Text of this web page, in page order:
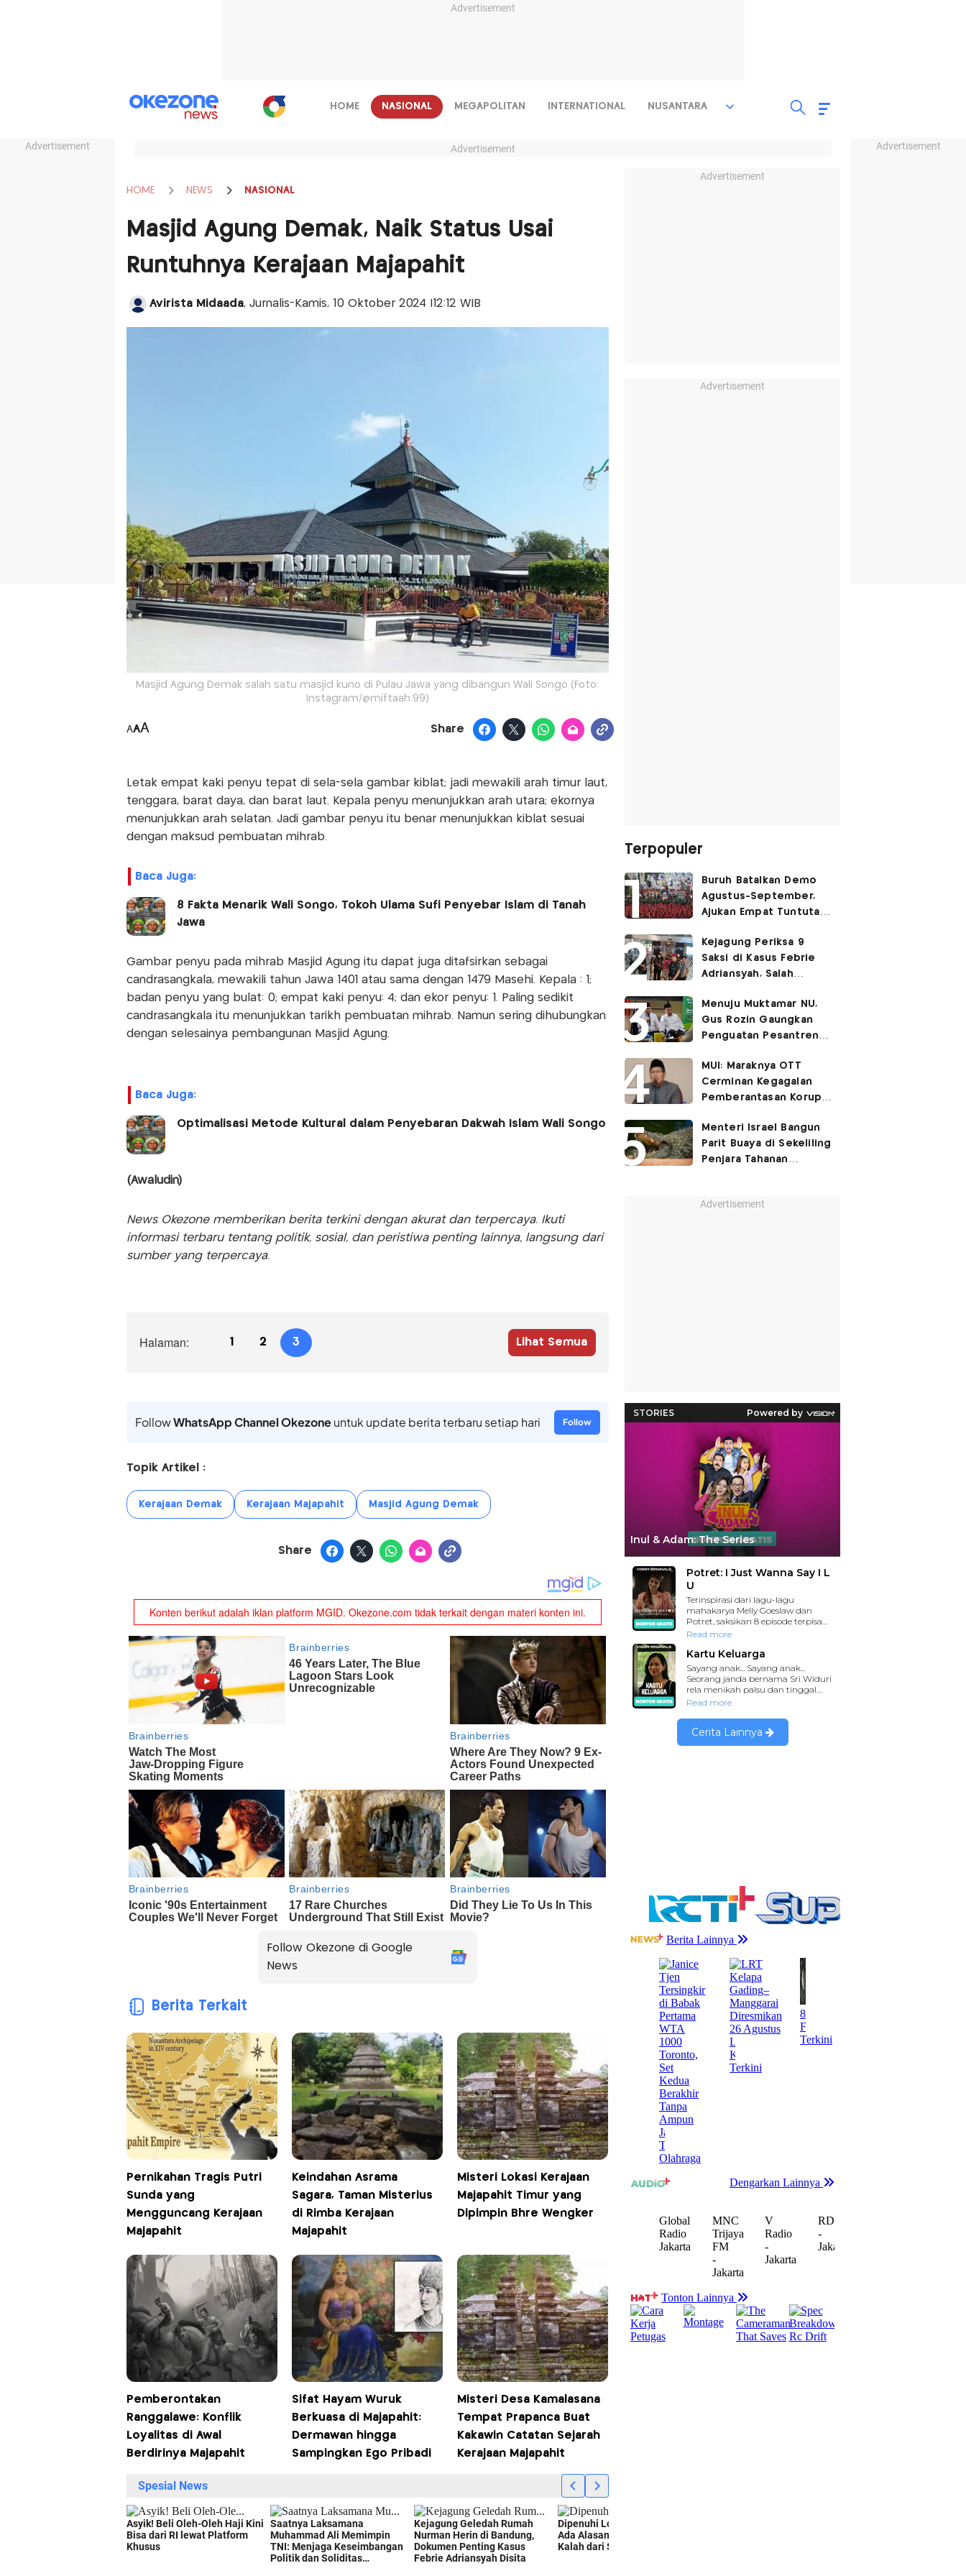
Advertisement
Advertisement Advertisement
HOME NASIONAL MEGAPOLITAN INTERNATIONAL NUSANTARA
Advertisement
HOME NEWS NASIONAL
Masjid Agung Demak, Naik Status Usai
Runtuhnya Kerajaan Majapahit
Avirista Midaada, Jurnalis-Kamis, 10 Oktober 2024 |12:12 WIB
Masjid Agung Demak salah satu masjid kuno di Pulau Jawa yang dibangun Wali Songo (Foto:
Instagram/@miftaah.99)
AAA Share
Letak empat kaki penyu tepat di sela-sela gambar kiblat; jadi mewakili arah timur laut,
tenggara, barat daya, dan barat laut. Kepala penyu menunjukkan arah utara; ekornya
menunjukkan arah selatan. Jadi gambar penyu itu benar menunjukkan kiblat sesuai
dengan maksud pembuatan mihrab.
Baca Juga:
8 Fakta Menarik Wali Songo, Tokoh Ulama Sufi Penyebar Islam di Tanah
Jawa
Gambar penyu pada mihrab Masjid Agung itu dapat juga ditafsirkan sebagai
candrasangkala, mewakili tahun Jawa 1401 atau sama dengan 1479 Masehi. Kepala : 1;
badan penyu yang bulat: 0; empat kaki penyu: 4; dan ekor penyu: 1. Paling sedikit
candrasangkala itu menunjukkan tarikh pembuatan mihrab. Namun sering dihubungkan
dengan selesainya pembangunan Masjid Agung.
Baca Juga:
Optimalisasi Metode Kultural dalam Penyebaran Dakwah Islam Wali Songo
(Awaludin)
News Okezone memberikan berita terkini dengan akurat dan terpercaya. Ikuti
informasi terbaru tentang politik, sosial, dan peristiwa penting lainnya, langsung dari
sumber yang terpercaya.
Halaman: 1 2 3 Lihat Semua
FollowWhatsApp Channel Okezoneuntuk update berita terbaru setiap hari Follow
Topik Artikel :
Kerajaan Demak Kerajaan Majapahit Masjid Agung Demak
Share
Follow Okezone di Google
News
Berita Terkait
Pernikahan Tragis Putri
Sunda yang
Mengguncang Kerajaan
Majapahit
Keindahan Asrama
Sagara, Taman Misterius
di Rimba Kerajaan
Majapahit
Misteri Lokasi Kerajaan
Majapahit Timur yang
Dipimpin Bhre Wengker
Pemberontakan
Ranggalawe: Konflik
Loyalitas di Awal
Berdirinya Majapahit
Sifat Hayam Wuruk
Berkuasa di Majapahit:
Dermawan hingga
Sampingkan Ego Pribadi
Misteri Desa Kamalasana
Tempat Prapanca Buat
Kakawin Catatan Sejarah
Kerajaan Majapahit
Advertisement
Advertisement
Terpopuler
Buruh Batalkan Demo
Agustus-September,
Ajukan Empat Tuntutan
Kejagung Periksa 9
Saksi di Kasus Febrie
Adriansyah, Salah
Menuju Muktamar NU,
Gus Rozin Gaungkan
Penguatan Pesantren
MUI: Maraknya OTT
Cerminan Kegagalan
Pemberantasan Korupsi
Menteri Israel Bangun
Parit Buaya di Sekeliling
Penjara Tahanan
Advertisement